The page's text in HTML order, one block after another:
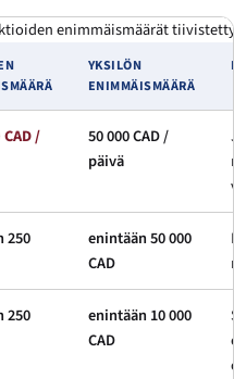
enimmäismäärät
YKSILÖN
ENIMMÄISMÄÄRÄ
/
50 000 CAD /
päivä
250
enintään 50 000
CAD
250
enintään 10 000
CAD